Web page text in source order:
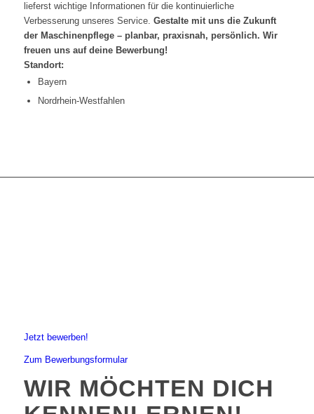
lieferst wichtige Informationen für die kontinuierliche
Verbesserung unseres Service. Gestalte mit uns die Zukunft
der Maschinenpflege – planbar, praxisnah, persönlich. Wir
freuen uns auf deine Bewerbung!
Standort:
Bayern
Nordrhein-Westfahlen
Jetzt bewerben!
Zum Bewerbungsformular
WIR MÖCHTEN DICH